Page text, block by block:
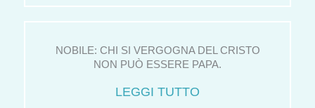
NOBILE: CHI SI VERGOGNA DEL CRISTO
NON PUÒ ESSERE PAPA.
LEGGI TUTTO